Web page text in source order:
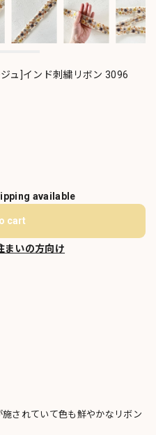
ュ]インド刺繍リボン 3096
available
cart
まいの方向け
されていて色も鮮やかなリボン